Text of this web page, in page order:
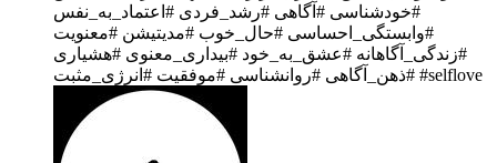
#خودشناسی #آگاهی #رشد_فردی #اعتماد_به_نفس
#وابستگی_احساسی #حال_خوب #مدیتیشن #معنویت
#زندگی_آگاهانه #عشق_به_خود #بیداری_معنوی #هشیاری
#ذهن_آگاهی #روانشناسی #موفقیت #انرژی_مثبت #selflove